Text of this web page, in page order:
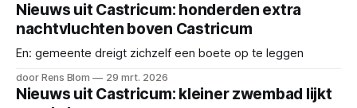
Nieuws uit Castricum: honderden extra
nachtvluchten boven Castricum
En: gemeente dreigt zichzelf een boete op te leggen
door Rens Blom 29 mrt. 2026
Nieuws uit Castricum: kleiner zwembad lijkt